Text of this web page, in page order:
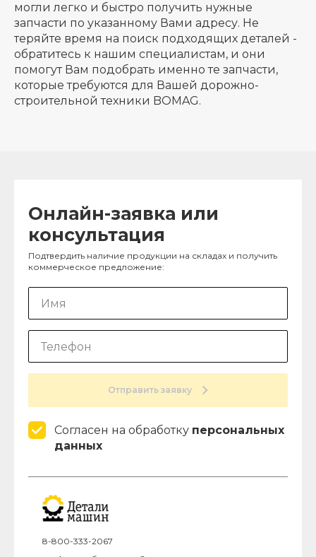
могли легко и быстро получить нужные
запчасти по указанному Вами адресу. Не
теряйте время на поиск подходящих деталей -
обратитесь к нашим специалистам, и они
помогут Вам подобрать именно те запчасти,
которые требуются для Вашей дорожно-
строительной техники BOMAG.
Онлайн-заявка или
консультация
Подтвердить наличие продукции на складах и получить
коммерческое предложение:
Отправить заявку
Согласен на обработку персональных
данных
8-800-333-2067